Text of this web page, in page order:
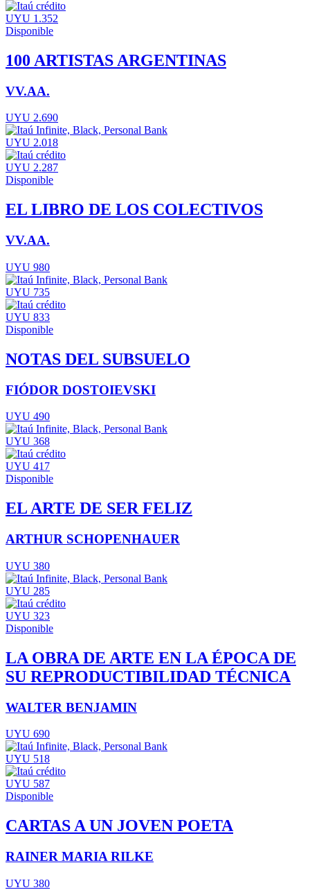
UYU 1.352
Disponible
100 ARTISTAS ARGENTINAS
VV.AA.
UYU 2.690
UYU 2.018
UYU 2.287
Disponible
EL LIBRO DE LOS COLECTIVOS
VV.AA.
UYU 980
UYU 735
UYU 833
Disponible
NOTAS DEL SUBSUELO
FIÓDOR DOSTOIEVSKI
UYU 490
UYU 368
UYU 417
Disponible
EL ARTE DE SER FELIZ
ARTHUR SCHOPENHAUER
UYU 380
UYU 285
UYU 323
Disponible
LA OBRA DE ARTE EN LA ÉPOCA DE
SU REPRODUCTIBILIDAD TÉCNICA
WALTER BENJAMIN
UYU 690
UYU 518
UYU 587
Disponible
CARTAS A UN JOVEN POETA
RAINER MARIA RILKE
UYU 380